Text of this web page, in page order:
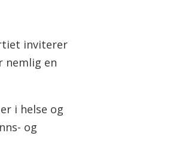
inviterer
nemlig en
i helse og
og